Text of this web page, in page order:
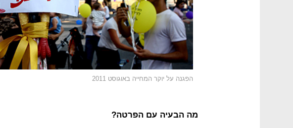
הפגנה על יוקר המחייה באוגוסט 2011
מה הבעיה עם הפרטה?